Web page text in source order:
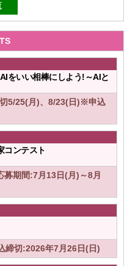
をいい相棒にしよう!～AIと
5/25(月)、8/23(日)※申込
コンテスト
期間:7月13日(月)～8月
締切:2026年7月26日(日)